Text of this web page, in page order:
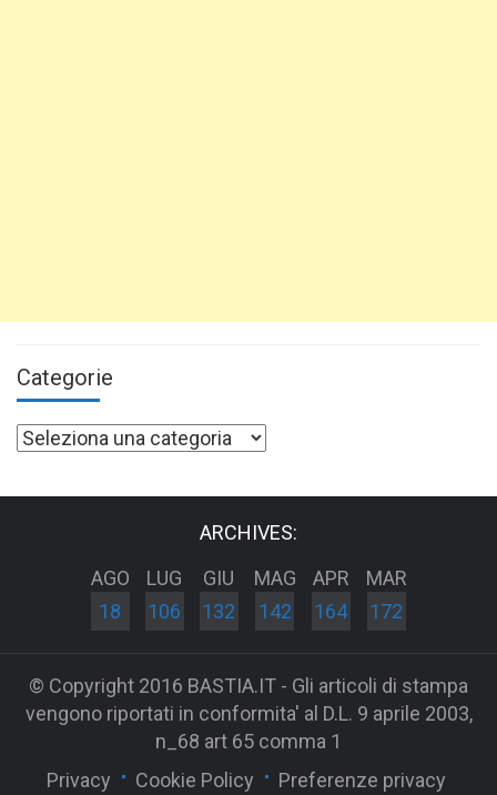
Categorie
Categorie
ARCHIVES:
AGO
18
LUG
106
GIU
132
MAG
142
APR
164
MAR
172
© Copyright 2016 BASTIA.IT - Gli articoli di stampa
vengono riportati in conformita' al D.L. 9 aprile 2003,
n_68 art 65 comma 1
Privacy
Cookie Policy Preferenze privacy